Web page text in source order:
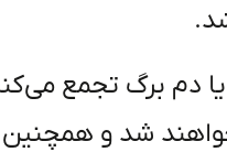
برگ تجمع
شد و همچنین